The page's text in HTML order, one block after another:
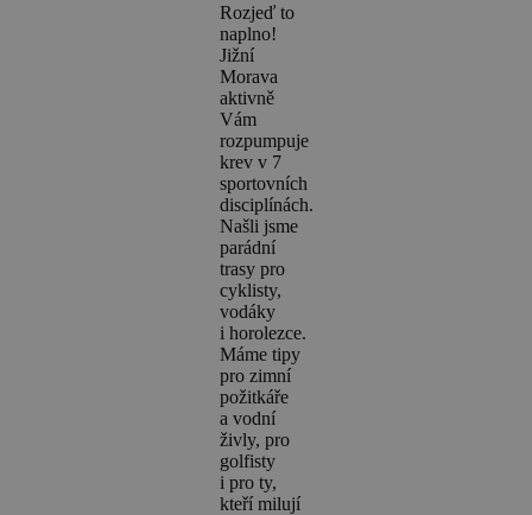
Rozjeď to
naplno!
Jižní
Morava
aktivně
Vám
rozpumpuje
krev v 7
sportovních
disciplínách.
Našli jsme
parádní
trasy pro
cyklisty,
vodáky
i horolezce.
Máme tipy
pro zimní
požitkáře
a vodní
živly, pro
golfisty
i pro ty,
kteří milují